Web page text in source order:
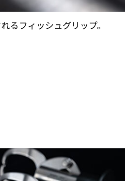
るフィッシュグリップ。